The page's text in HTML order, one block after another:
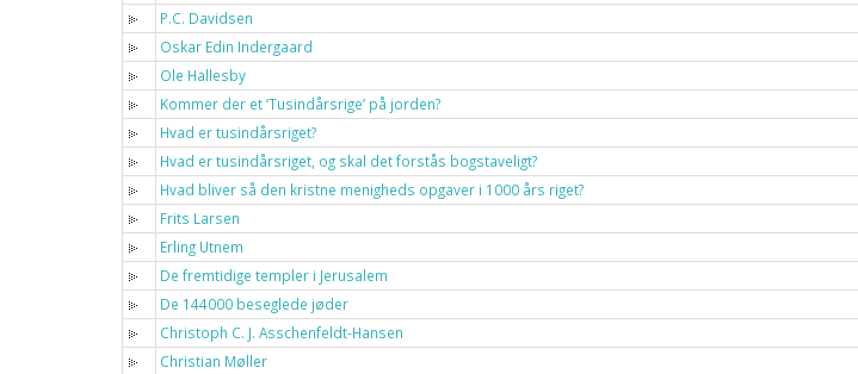
P.C. Davidsen
Oskar Edin Indergaard
Ole Hallesby
Kommer der et ‘Tusindårsrige’ på jorden?
Hvad er tusindårsriget?
Hvad er tusindårsriget, og skal det forstås bogstaveligt?
Hvad bliver så den kristne menigheds opgaver i 1000 års riget?
Frits Larsen
Erling Utnem
De fremtidige templer i Jerusalem
De 144000 beseglede jøder
Christoph C. J. Asschenfeldt-Hansen
Christian Møller